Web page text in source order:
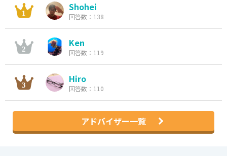
Shohei
回答数：138
Ken
回答数：119
Hiro
回答数：110
アドバイザー一覧